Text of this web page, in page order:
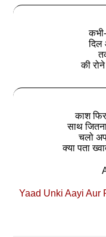
दिल
की
काश
साथ
चलो
क्‍या पता
Yaad Unki Aayi Aur